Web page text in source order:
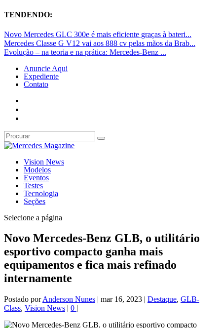
TENDENDO:
Novo Mercedes GLC 300e é mais eficiente graças à bateri...
Mercedes Classe G V12 vai aos 888 cv pelas mãos da Brab...
Evolução – na teoria e na prática: Mercedes-Benz ...
Anuncie Aqui
Expediente
Contato
Vision News
Modelos
Eventos
Testes
Tecnologia
Seções
Selecione a página
Novo Mercedes-Benz GLB, o utilitário
esportivo compacto ganha mais
equipamentos e fica mais refinado
internamente
Postado porAnderson Nunes | mar 16, 2023 | Destaque, GLB-
Class, Vision News | 0 |